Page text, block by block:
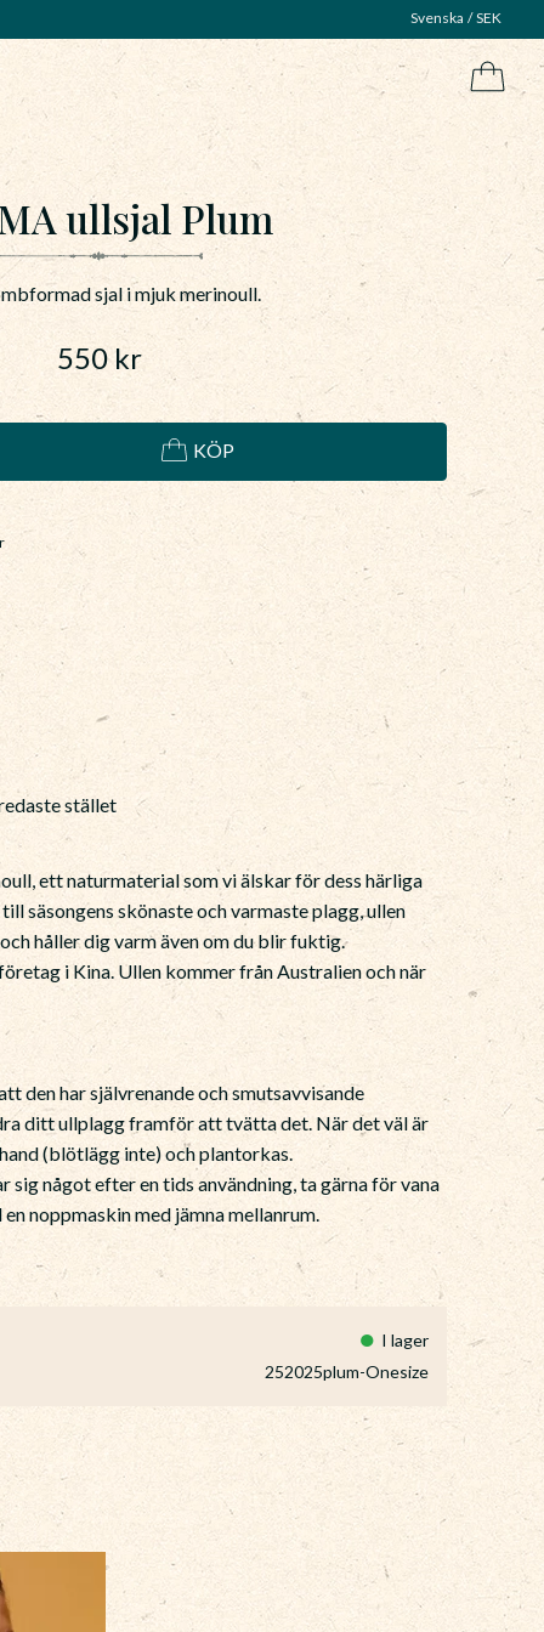
Svenska SEK
ullsjal Plum
sjal i mjuk merinoull.
550kr
KÖP
I lager
252025plum-Onesize
stället
ett naturmaterial som vi älskar för dess härliga
säsongens skönaste och varmaste plagg, ullen
håller dig varm även om du blir fuktig.
i Kina. Ullen kommer från Australien och när
den har självrenande och smutsavvisande
ditt ullplagg framför att tvätta det. När det väl är
(blötlägg inte) och plantorkas.
sig något efter en tids användning, ta gärna för vana
noppmaskin med jämna mellanrum.